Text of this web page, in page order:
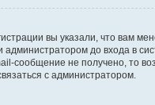
вы указали, что вам
до входа в
сообщение не получено, то
с администратором.